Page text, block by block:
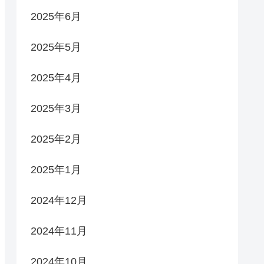
2025年6月
2025年5月
2025年4月
2025年3月
2025年2月
2025年1月
2024年12月
2024年11月
2024年10月